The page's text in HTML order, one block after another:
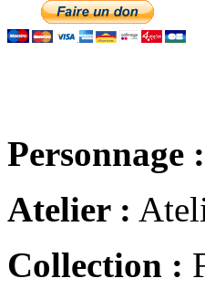
Personnage :
Atelier :
Collection :